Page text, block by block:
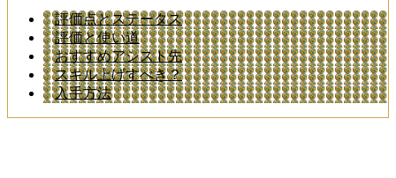
評価点とステータス
評価と使い道
おすすめアシスト先
スキル上げすべき？
入手方法